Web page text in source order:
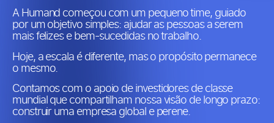
A Humand começou com um pequeno time, guiado
por um objetivo simples: ajudar as pessoas a serem
mais felizes e bem-sucedidas no trabalho.
Hoje, a escala é diferente, mas o propósito permanece
o mesmo.
Contamos com o apoio de investidores de classe
mundial que compartilham nossa visão de longo prazo:
construir uma empresa global e perene.